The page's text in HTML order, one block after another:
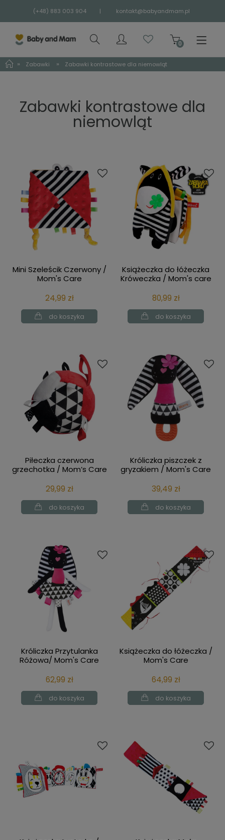
(+48) 883 003 904 | kontakt@babyandmam.pl
» Zabawki » Zabawki kontrastowe dla niemowląt
Zabawki kontrastowe dla
niemowląt
Mini Szeleścik Czerwony /
Mom's Care
24,99 zł
do koszyka
Książeczka do łóżeczka
Króweczka / Mom's care
80,99 zł
do koszyka
Piłeczka czerwona
grzechotka / Mom’s Care
29,99 zł
do koszyka
Króliczka piszczek z
gryzakiem / Mom's Care
39,49 zł
do koszyka
Króliczka Przytulanka
Różowa/ Mom's Care
62,99 zł
do koszyka
Książeczka do łóżeczka /
Mom's Care
64,99 zł
do koszyka